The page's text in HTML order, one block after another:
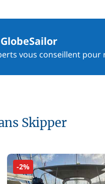
vous conseillent
Skipper
-2%